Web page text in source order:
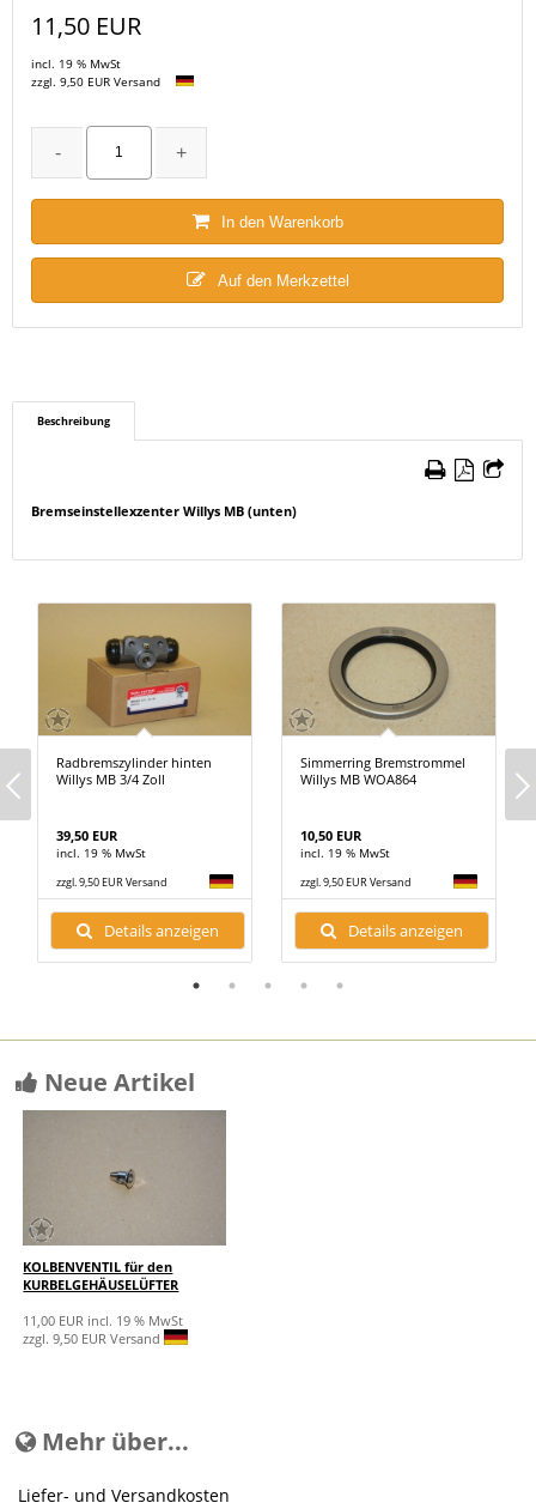
11,50 EUR
incl. 19 % MwSt
zzgl. 9,50 EUR Versand
In den Warenkorb
Auf den Merkzettel
Beschreibung
Bremseinstellexzenter Willys MB (unten)
Radbremszylinder hinten
Willys MB 3/4 Zoll
39,50 EUR
incl. 19 % MwSt
zzgl. 9,50 EUR Versand
Details anzeigen
Simmerring Bremstrommel
Willys MB WOA864
10,50 EUR
incl. 19 % MwSt
zzgl. 9,50 EUR Versand
Details anzeigen
Neue Artikel
KOLBENVENTIL für den
KURBELGEHÄUSELÜFTER
11,00 EUR incl. 19 % MwSt
zzgl. 9,50 EUR Versand
Mehr über...
Liefer- und Versandkosten